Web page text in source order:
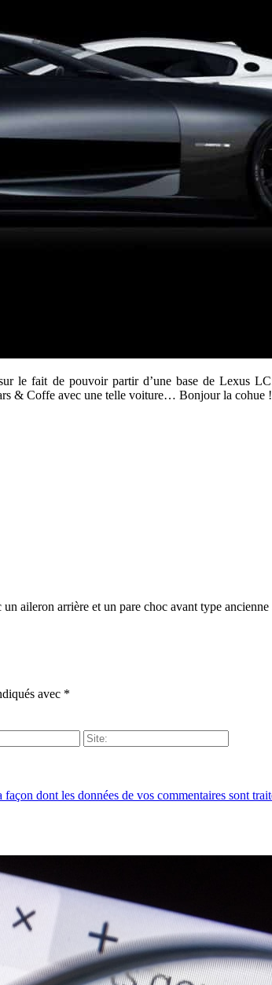
le fait de pouvoir partir d’une base de Lexus
& Coffe avec une telle voiture… Bonjour la cohue !
aileron arrière et un pare choc avant type
avec *
dont les données de vos commentaires sont